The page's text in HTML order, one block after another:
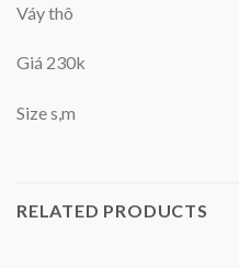
Váy thô
Giá 230k
Size s,m
RELATED PRODUCTS